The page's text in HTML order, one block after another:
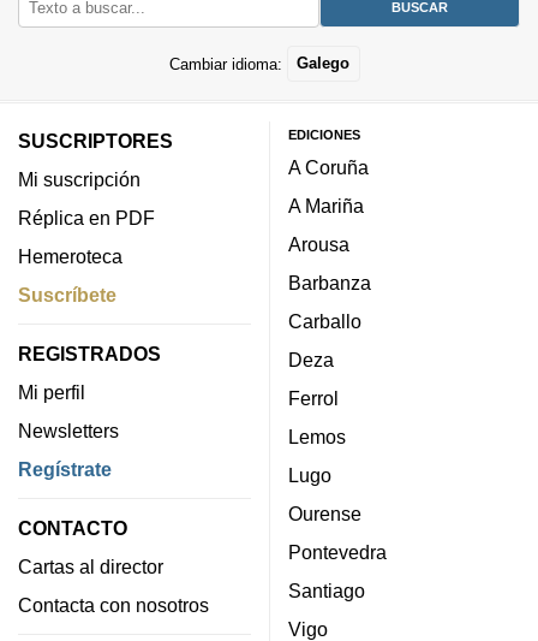
Cambiar idioma: Galego
SUSCRIPTORES
Mi suscripción
Réplica en PDF
Hemeroteca
Suscríbete
REGISTRADOS
Mi perfil
Newsletters
Regístrate
CONTACTO
Cartas al director
Contacta con nosotros
EDICIONES
A Coruña
A Mariña
Arousa
Barbanza
Carballo
Deza
Ferrol
Lemos
Lugo
Ourense
Pontevedra
Santiago
Vigo